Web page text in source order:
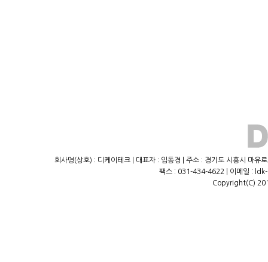
회사명(상호) : 디케이테크 | 대표자 : 임동경 | 주소 : 경기도 시흥시 마
팩스 : 031-434-4622 | 이메일 :
Copyright(C)